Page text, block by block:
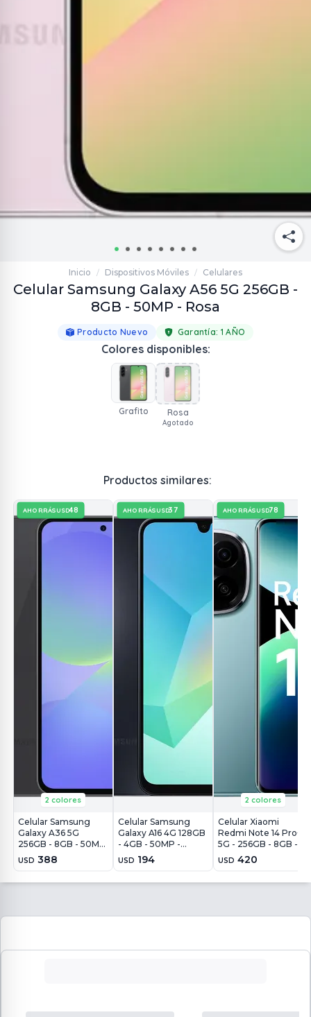
Inicio / Dispositivos Móviles / Celulares
Celular Samsung Galaxy A56 5G 256GB -
8GB - 50MP - Rosa
Producto Nuevo Garantía: 1 AÑO
Colores disponibles:
Grafito Rosa
Agotado
Productos similares:
AHORRÁSUSD48
2 colores
Celular Samsung
Galaxy A36 5G
256GB - 8GB - 50MP
- Negro
USD 388
AHORRÁSUSD37
Celular Samsung
Galaxy A16 4G 128GB
- 4GB - 50MP -
Negro
USD 194
AHORRÁSUSD78
2 colores
Celular Xiaomi
Redmi Note 14 Pro+
5G - 256GB - 8GB -
200MP - Azul
Escarcha
USD 420